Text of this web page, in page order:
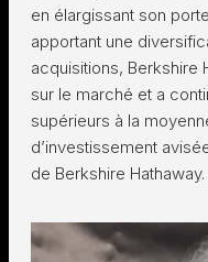
en élargissant son
apportant une
acquisitions, Berkshire
sur le marché et a
supérieurs à la
d’investissement
de Berkshire Hathaway.